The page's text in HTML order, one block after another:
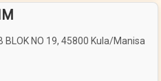
BLOK NO 19, 45800 Kula/Manisa